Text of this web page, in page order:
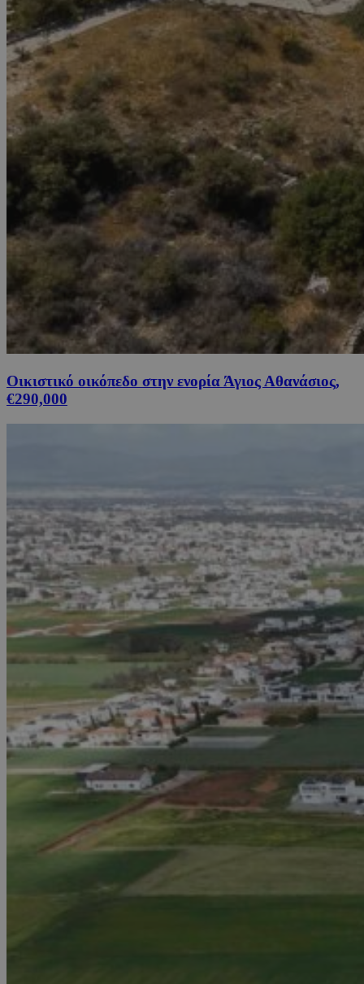
Οικιστικό οικόπεδο στην ενορία Άγιος Αθανάσιος,
€290,000